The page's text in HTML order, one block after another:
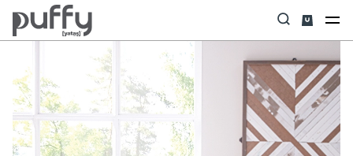
Anasayfa Yastık & Yorgan & Alez